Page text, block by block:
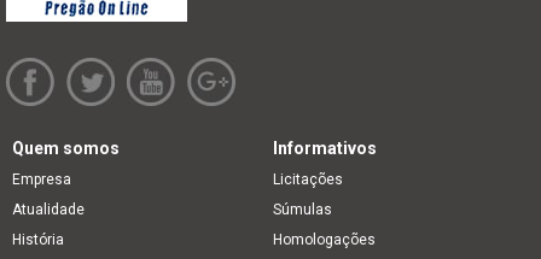
Quem somos
Empresa
Atualidade
História
Informativos
Licitações
Súmulas
Homologações